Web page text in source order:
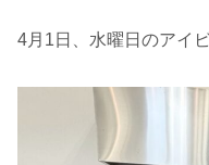
4月1日、水曜日のアイ